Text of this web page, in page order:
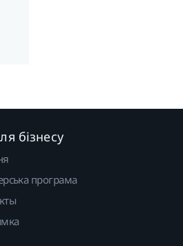
бізнесу
програма